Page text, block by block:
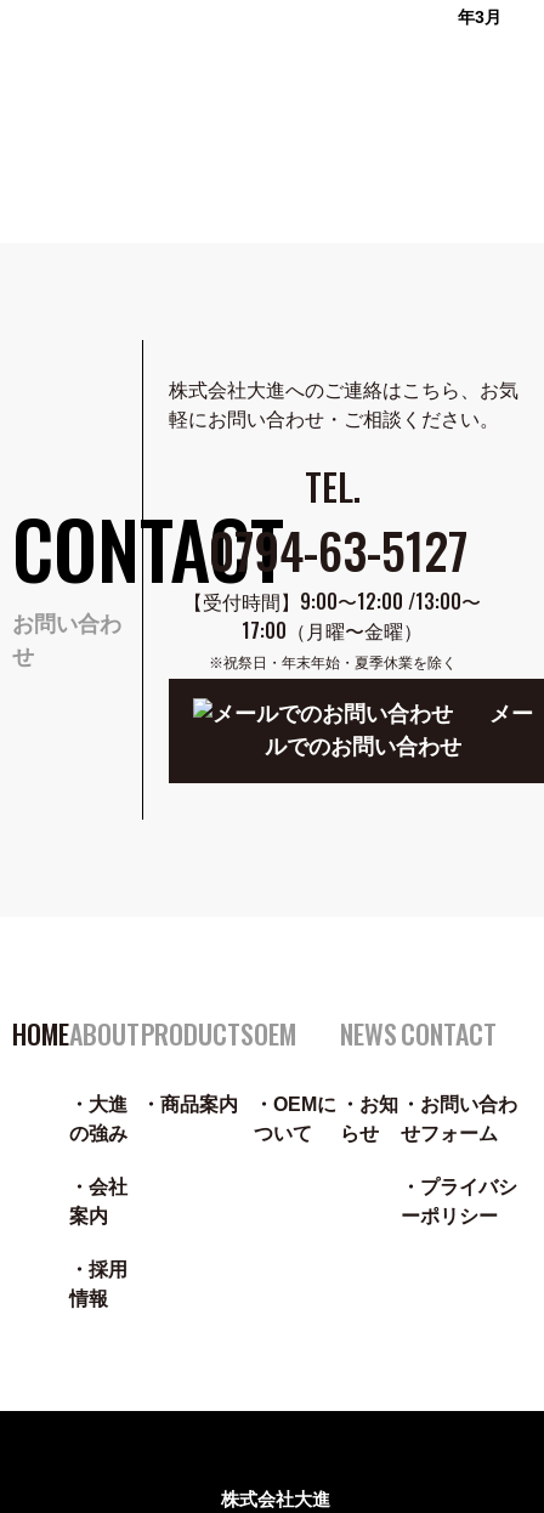
年3月
CONTACT
お問い合わ
せ
株式会社大進へのご連絡はこちら、 お気
軽にお問い合わせ・ご相談ください。
TEL.
0794-63-5127
【受付時間】9:00〜12:00 /13:00〜
17:00 （月曜〜金曜）
※祝祭日・年末年始・夏季休業を除く
メー
ルでのお問い合わせ
HOMEABOUT
大進
の強み
会社
案内
採用
情報
PRODUCTS
商品案内
OEM
OEMに
ついて
NEWS
お知
らせ
CONTACT
お問い合わ
せフォーム
プライバシ
ーポリシー
株式会社大進